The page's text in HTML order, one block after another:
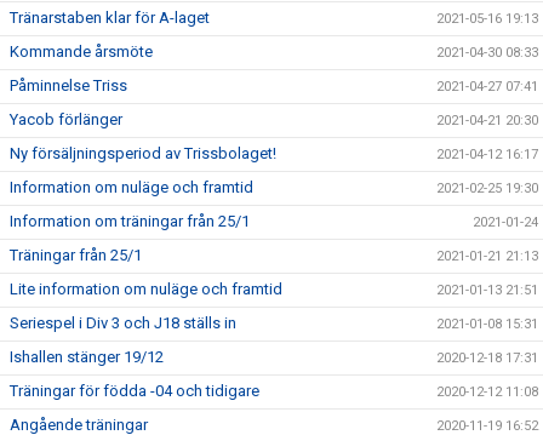
Tränarstaben klar för A-laget 2021-05-16 19:13
Kommande årsmöte 2021-04-30 08:33
Påminnelse Triss 2021-04-27 07:41
Yacob förlänger 2021-04-21 20:30
Ny försäljningsperiod av Trissbolaget! 2021-04-12 16:17
Information om nuläge och framtid 2021-02-25 19:30
Information om träningar från 25/1 2021-01-24
Träningar från 25/1 2021-01-21 21:13
Lite information om nuläge och framtid 2021-01-13 21:51
Seriespel i Div 3 och J18 ställs in 2021-01-08 15:31
Ishallen stänger 19/12 2020-12-18 17:31
Träningar för födda -04 och tidigare 2020-12-12 11:08
Angående träningar 2020-11-19 16:52